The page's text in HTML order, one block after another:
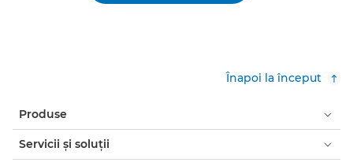
Înapoi la început
Produse
Servicii şi soluţii